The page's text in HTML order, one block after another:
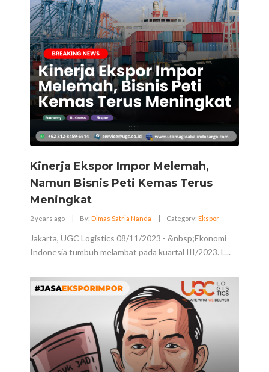
Kinerja Ekspor Impor Melemah,
Namun Bisnis Peti Kemas Terus
Meningkat
2 years ago | By: Dimas Satria Nanda | Category: Ekspor
Jakarta, UGC Logistics 08/11/2023 - &nbsp;Ekonomi
Indonesia tumbuh melambat pada kuartal III/2023. L...